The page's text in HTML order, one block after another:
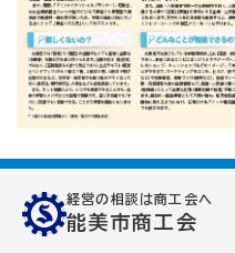
経営の相談は商工会へ
能美市商工会
青年部について 女性
セミナー・講習会情報